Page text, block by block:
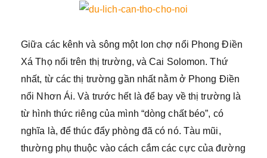
Giữa các kênh và sông một lon chợ nổi Phong Điền
Xá Thọ nổi trên thị trường, và Cai Solomon. Thứ
nhất, từ các thị trường gần nhất nằm ở Phong Điền
nổi Nhơn Ái. Và trước hết là để bay về thị trường là
từ hình thức riêng của mình “dòng chất béo”, có
nghĩa là, để thúc đẩy phòng đã có nó. Tàu mũi,
thường phụ thuộc vào cách cắm các cực của đường